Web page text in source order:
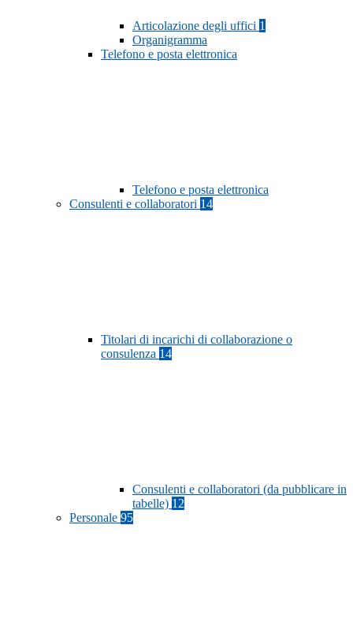
Articolazione degli uffici 1
Organigramma
Telefono e posta elettronica
Telefono e posta elettronica
Consulenti e collaboratori 14
Titolari di incarichi di collaborazione o
consulenza 14
Consulenti e collaboratori (da pubblicare in
tabelle) 12
Personale 95